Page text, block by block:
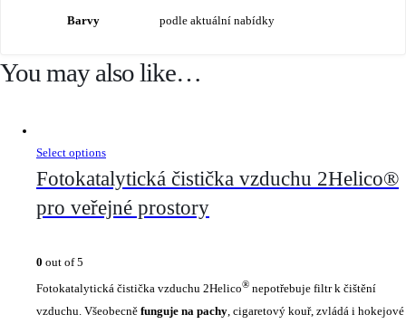
Barvy podle aktuální nabídky
You may also like…
Select options
Fotokatalytická čistička vzduchu 2Helico®
pro veřejné prostory
0 out of 5
Fotokatalytická čistička vzduchu 2Helico® nepotřebuje filtr k čištění
vzduchu. Všeobecně funguje na pachy , cigaretový kouř, zvládá i hokejové